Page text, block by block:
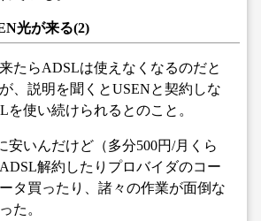
光が来る(2)
たらADSLは使えなくなるのだと
、説明を聞くとUSENと契約しな
を使い続けられるとのこと。
安いんだけど（多分500円/月くら
解約したりプロバイダのコー
タ買ったり、諸々の作業が面倒な
た。